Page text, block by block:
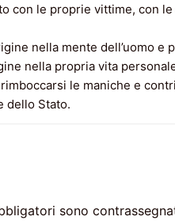
con le proprie vittime, con
nella mente dell’uomo e
nella propria vita
le maniche e
dello Stato.
sono